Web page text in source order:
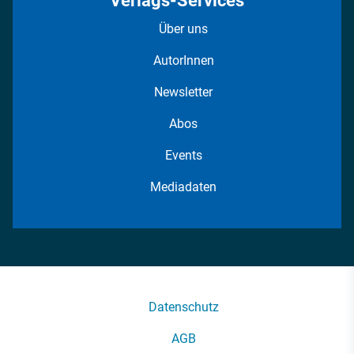
Über uns
AutorInnen
Newsletter
Abos
Events
Mediadaten
Datenschutz
AGB